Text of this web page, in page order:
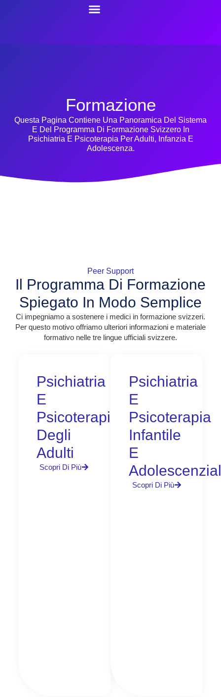
Formazione
Questa Pagina Contiene Una Panoramica Del Sistema
E Del Programma Di Formazione Svizzero In
Psichiatria E Psicoterapia Per Adulti, Infanzia E
Adolescenza.
Peer Support
Il Programma Di Formazione
Spiegato In Modo Semplice
Ci impegniamo a sostenere i medici in formazione svizzeri.
Per questo motivo offriamo ulteriori informazioni e materiale
formativo nelle tre lingue ufficiali svizzere.
Psichiatria
E
Psicoterapia
Degli
Adulti
Scopri Di Più
Psichiatria
E
Psicoterapia
Infantile
E
Scopri Di Più